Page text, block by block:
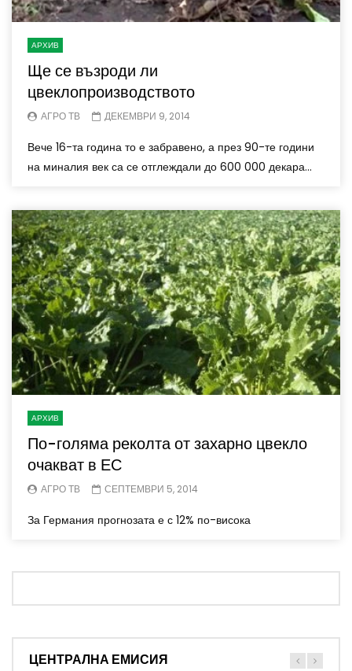
АРХИВ
Ще се възроди ли
цвеклопроизводството
АГРО ТВ ДЕКЕМВРИ 9, 2014
Вече 16-та година то е забравено, а през 90-те години
на миналия век са се отглеждали до 600 000 декара...
АРХИВ
По-голяма реколта от захарно цвекло
очакват в ЕС
АГРО ТВ СЕПТЕМВРИ 5, 2014
За Германия прогнозата е с 12% по-висока
ЦЕНТРАЛНА ЕМИСИЯ